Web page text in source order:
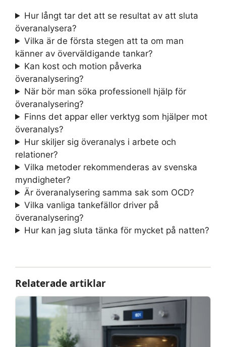
Hur långt tar det att se resultat av att sluta
överanalysera?
Vilka är de första stegen att ta om man
känner av överväldigande tankar?
Kan kost och motion påverka
överanalysering?
När bör man söka professionell hjälp för
överanalysering?
Finns det appar eller verktyg som hjälper mot
överanalys?
Hur skiljer sig överanalys i arbete och
relationer?
Vilka metoder rekommenderas av svenska
myndigheter?
Är överanalysering samma sak som OCD?
Vilka vanliga tankefällor driver på
överanalysering?
Hur kan jag sluta tänka för mycket på natten?
Relaterade artiklar